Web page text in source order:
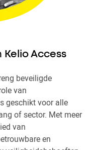
Access
beveiligde
van
geschikt voor alle
of sector. Met meer
van
en